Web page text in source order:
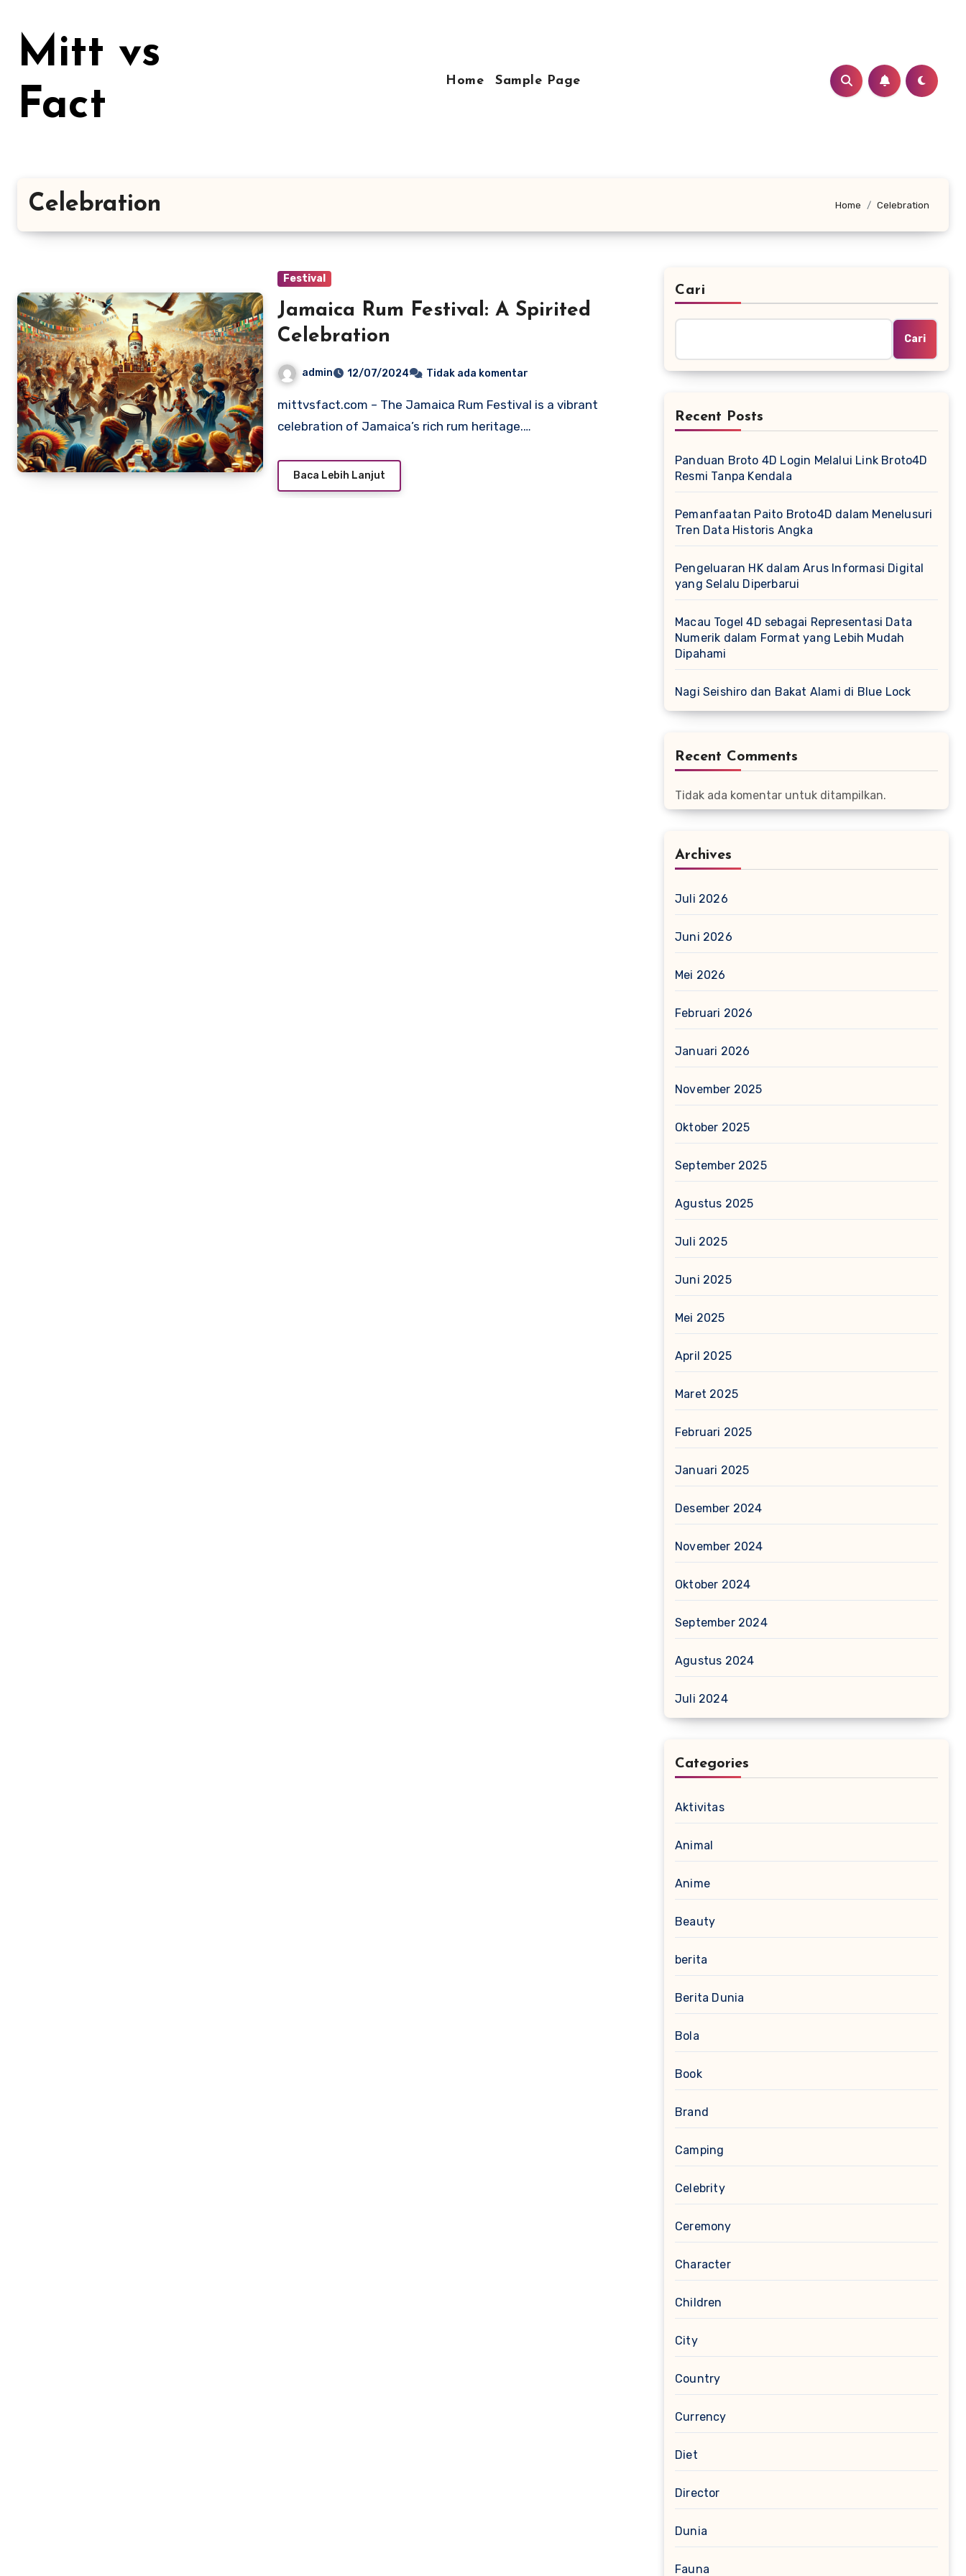
kontenMitt vs
Fact
Home Sample Page
Celebration Home Celebration
Festival
Jamaica Rum Festival: A Spirited
Celebration
admin 12/07/2024 Tidak ada komentar
mittvsfact.com – The Jamaica Rum Festival is a vibrant
celebration of Jamaica’s rich rum heritage.…
Baca Lebih Lanjut
Cari
Cari
Recent Posts
Panduan Broto 4D Login Melalui Link Broto4D
Resmi Tanpa Kendala
Pemanfaatan Paito Broto4D dalam Menelusuri
Tren Data Historis Angka
Pengeluaran HK dalam Arus Informasi Digital
yang Selalu Diperbarui
Macau Togel 4D sebagai Representasi Data
Numerik dalam Format yang Lebih Mudah
Dipahami
Nagi Seishiro dan Bakat Alami di Blue Lock
Recent Comments
Tidak ada komentar untuk ditampilkan.
Archives
Juli 2026
Juni 2026
Mei 2026
Februari 2026
Januari 2026
November 2025
Oktober 2025
September 2025
Agustus 2025
Juli 2025
Juni 2025
Mei 2025
April 2025
Maret 2025
Februari 2025
Januari 2025
Desember 2024
November 2024
Oktober 2024
September 2024
Agustus 2024
Juli 2024
Categories
Aktivitas
Animal
Anime
Beauty
berita
Berita Dunia
Bola
Book
Brand
Camping
Celebrity
Ceremony
Character
Children
City
Country
Currency
Diet
Director
Dunia
Fauna